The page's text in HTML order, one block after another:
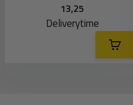
13,25
Deliverytime